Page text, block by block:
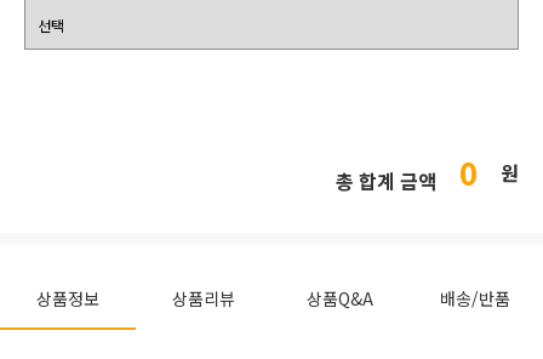
총 합계 금액 0 원
상품정보 상품리뷰 상품Q&A 배송/반품